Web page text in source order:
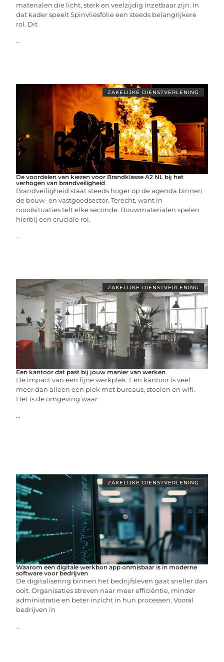
materialen die licht, sterk en veelzijdig inzetbaar zijn. In
dat kader speelt Spinvliesfolie een steeds belangrijkere
rol. Dit
...
ZAKELIJKE DIENSTVERLENING
De voordelen van kiezen voor Brandklasse A2 NL bij het
verhogen van brandveiligheid
Brandveiligheid staat steeds hoger op de agenda binnen
de bouw- en vastgoedsector. Terecht, want in
noodsituaties telt elke seconde. Bouwmaterialen spelen
hierbij een cruciale rol.
...
ZAKELIJKE DIENSTVERLENING
Een kantoor dat past bij jouw manier van werken
De impact van een fijne werkplek Een kantoor is veel
meer dan alleen een plek met bureaus, stoelen en wifi.
Het is de omgeving waar
...
ZAKELIJKE DIENSTVERLENING
Waarom een digitale werkbon app onmisbaar is in moderne
software voor bedrijven
De digitalisering binnen het bedrijfsleven gaat sneller dan
ooit. Organisaties streven naar meer efficiëntie, minder
administratie en beter inzicht in hun processen. Vooral
bedrijven in
...